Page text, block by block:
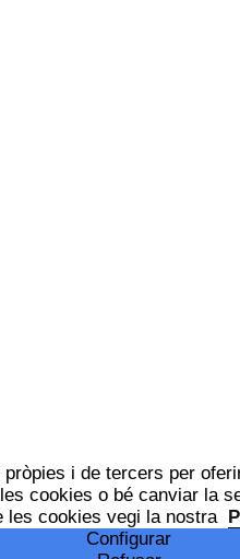
i de tercers per
cookies o bé canviar la
les cookies vegi la nostra
Configurar